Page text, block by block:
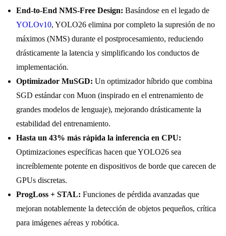
End-to-End NMS-Free Design: Basándose en el legado de
YOLOv10, YOLO26 elimina por completo la supresión de no
máximos (NMS) durante el postprocesamiento, reduciendo
drásticamente la latencia y simplificando los conductos de
implementación.
Optimizador MuSGD: Un optimizador híbrido que combina
SGD estándar con Muon (inspirado en el entrenamiento de
grandes modelos de lenguaje), mejorando drásticamente la
estabilidad del entrenamiento.
Hasta un 43% más rápida la inferencia en CPU:
Optimizaciones específicas hacen que YOLO26 sea
increíblemente potente en dispositivos de borde que carecen de
GPUs discretas.
ProgLoss + STAL: Funciones de pérdida avanzadas que
mejoran notablemente la detección de objetos pequeños, crítica
para imágenes aéreas y robótica.